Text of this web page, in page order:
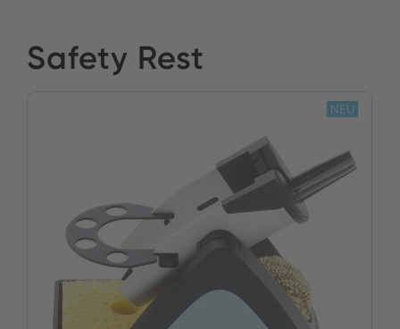
Safety Rest
NEU